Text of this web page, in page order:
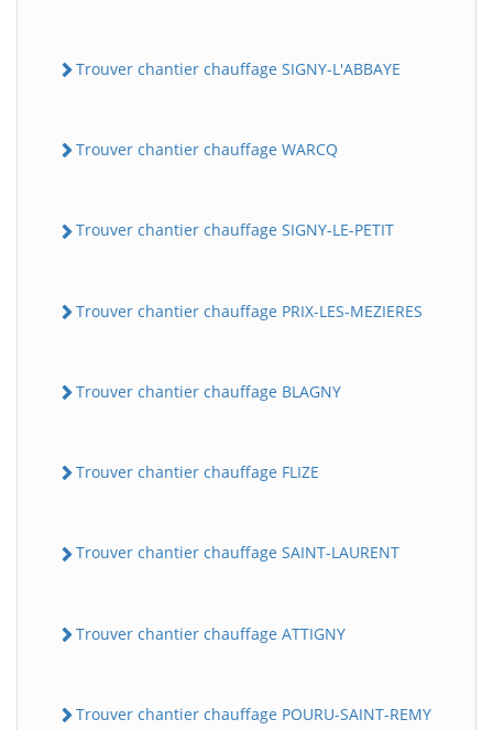
Trouver chantier chauffage SIGNY-L'ABBAYE
Trouver chantier chauffage WARCQ
Trouver chantier chauffage SIGNY-LE-PETIT
Trouver chantier chauffage PRIX-LES-MEZIERES
Trouver chantier chauffage BLAGNY
Trouver chantier chauffage FLIZE
Trouver chantier chauffage SAINT-LAURENT
Trouver chantier chauffage ATTIGNY
Trouver chantier chauffage POURU-SAINT-REMY